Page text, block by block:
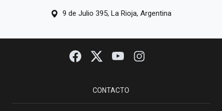
9 de Julio 395, La Rioja, Argentina
CONTACTO